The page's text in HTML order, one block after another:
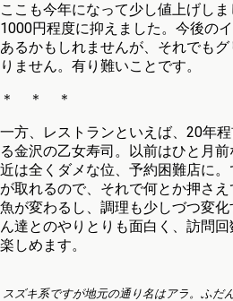
ここも今年になって少し値上げし
1000円程度に抑えました。今後の
あるかもしれませんが、それでも
りません。有り難いことです。
＊ ＊ ＊
一方、レストランといえば、20年
る金沢の乙女寿司。以前はひと月
近は全くダメな位、予約困難店に
が取れるので、それで何とか押さ
魚が変わるし、調理も少しづつ変
ん達とのやりとりも面白く、訪問
楽しめます。
スズキ系ですが地元の通り名はアラ。ふだ